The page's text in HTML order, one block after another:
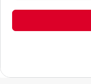
REGINA MARIA